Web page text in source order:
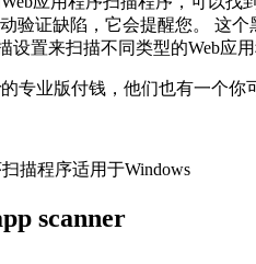
验证缺陷，它会提醒您。 这
设置来扫描不同类型的Web应用
专业版付钱，他们也有一个你
描程序适用于Windows
scanner